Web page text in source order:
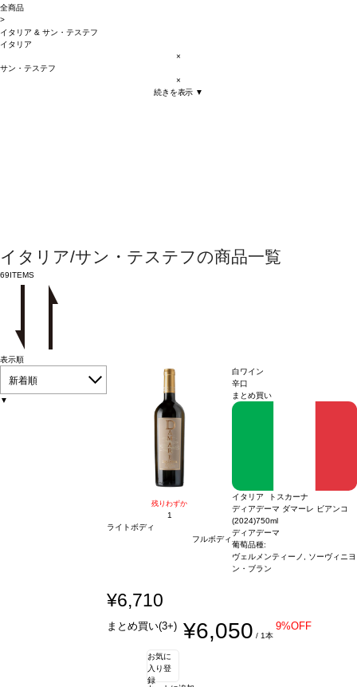
全商品
>
イタリア & サン・テステフ
イタリア
×
サン・テステフ
×
続きを表示 ▼
イタリア/サン・テステフの商品一覧
69ITEMS
表示順
新着順
▼
残りわずか
1
ライトボディ
フルボディ
白ワイン
辛口
まとめ買い
イタリア トスカーナ
ディアデーマ ダマーレ ビアンコ
(2024)750ml
ディアデーマ
葡萄品種:
ヴェルメンティーノ, ソーヴィニヨ
ン・ブラン
¥6,710
まとめ買い(3+) ¥6,050 / 1本
9%OFF
お気に
入り登
録